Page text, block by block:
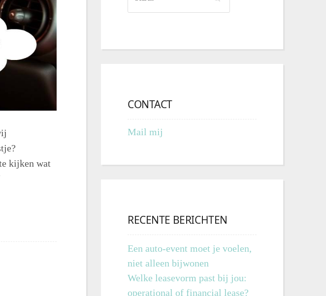
kijken wat
CONTACT
Mail mij
RECENTE BERICHTEN
Een auto-event moet je voelen,
niet alleen bijwonen
Welke leasevorm past bij jou:
operational of financial lease?